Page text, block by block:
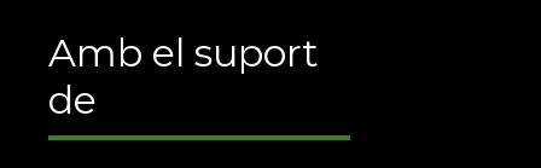
Amb el suport
de